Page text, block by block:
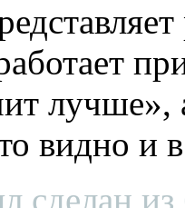
видно и
сделан